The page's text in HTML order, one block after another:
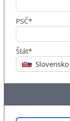
PSČ*
Štát*
Slovensko